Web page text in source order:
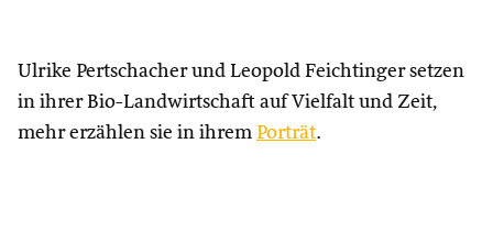
Ulrike Pertschacher und Leopold Feichtinger setzen
in ihrer Bio-Landwirtschaft auf Vielfalt und Zeit,
mehr erzählen sie in ihrem Porträt.